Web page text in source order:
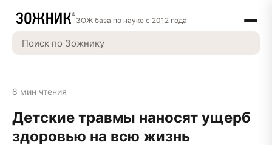
ЗОЖ база по науке с 2012 года
8 мин чтения
Детские травмы наносят ущерб
здоровью на всю жизнь